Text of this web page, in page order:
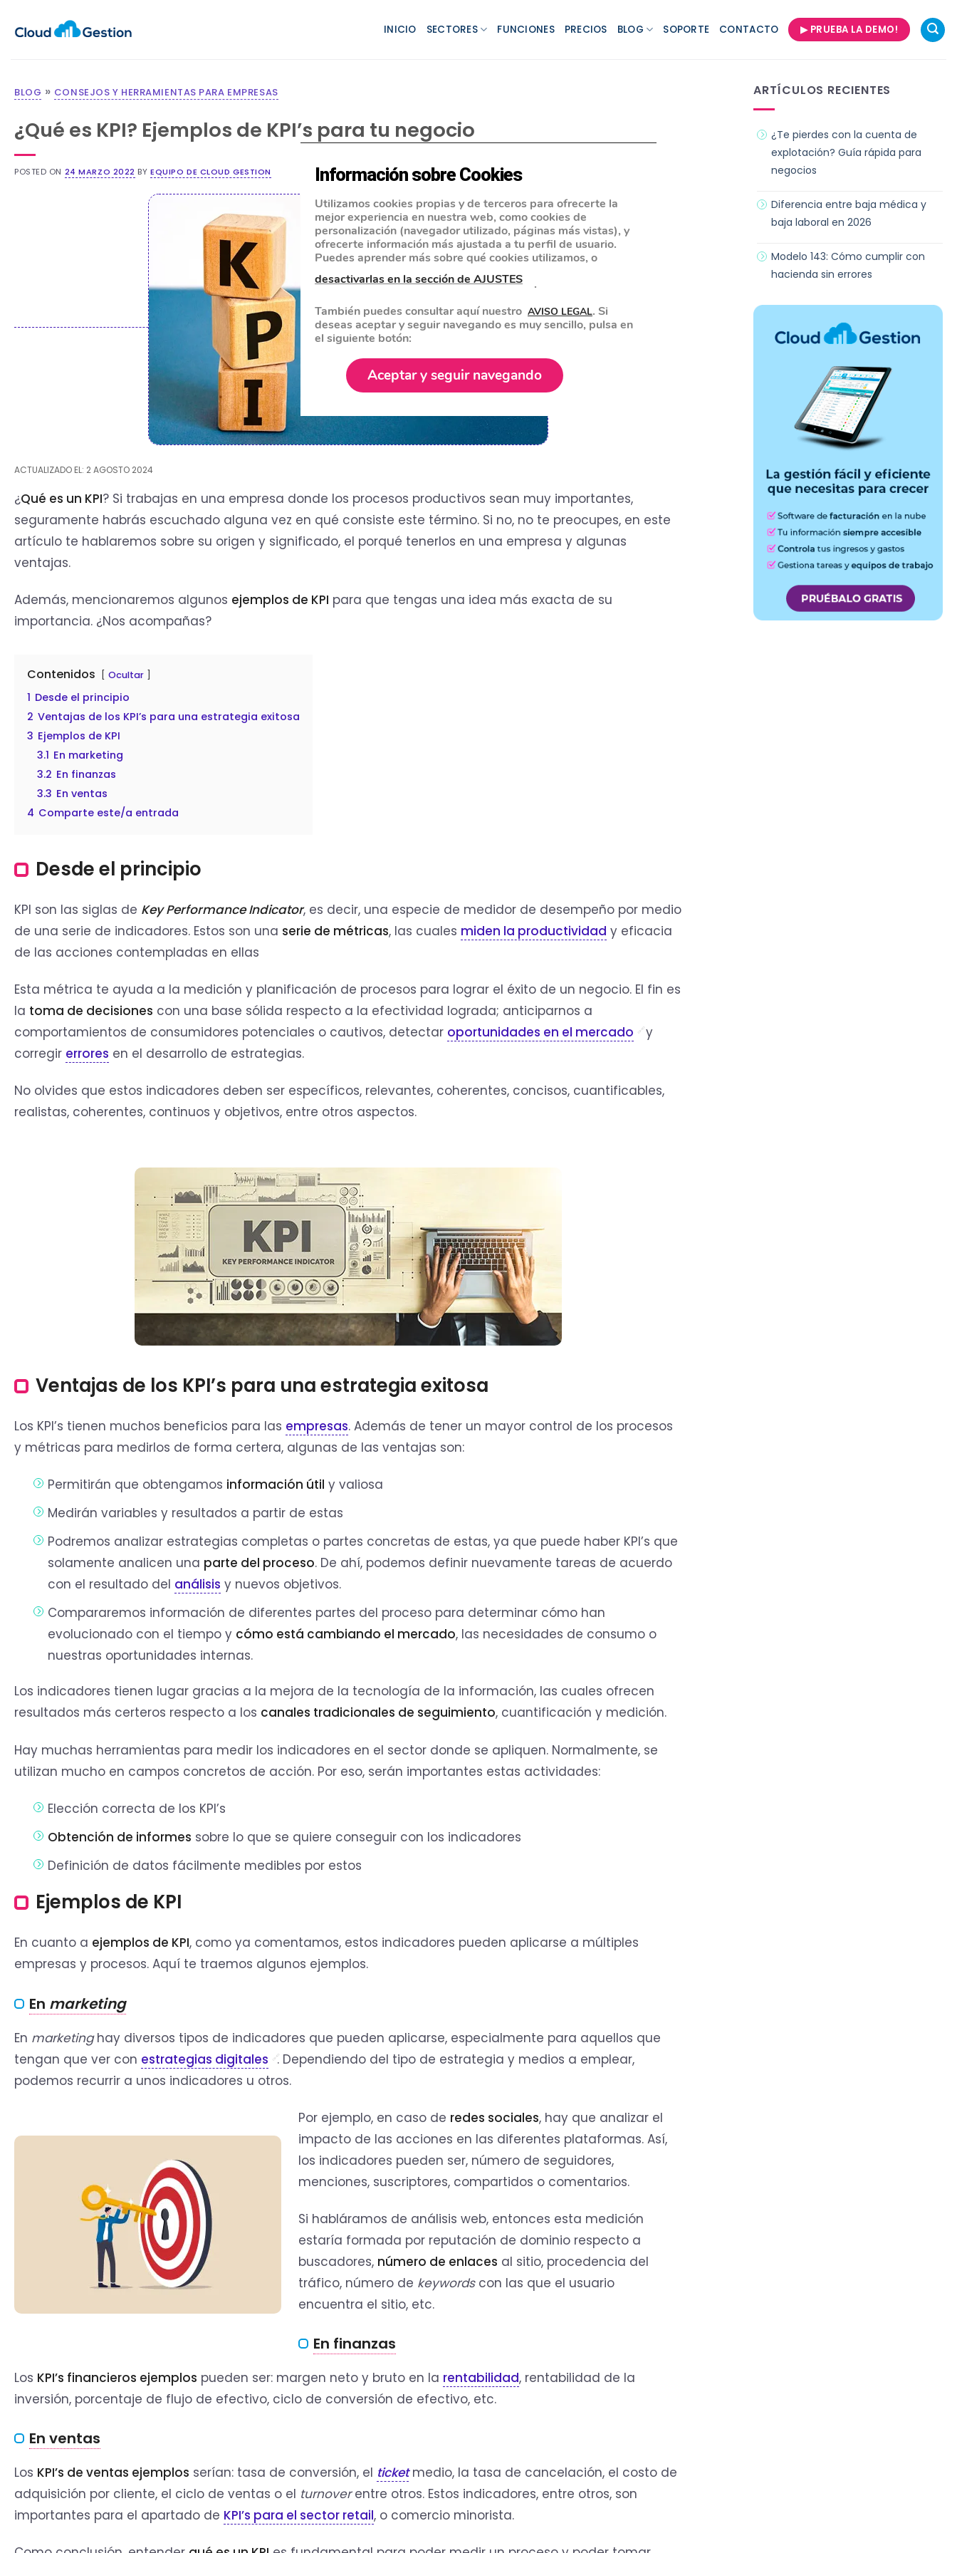
INICIO SECTORES FUNCIONES PRECIOS BLOG SOPORTE CONTACTO ▶ PRUEBA LA DEMO!
BLOG » CONSEJOS Y HERRAMIENTAS PARA EMPRESAS
¿Qué es KPI? Ejemplos de KPI’s para tu negocio
POSTED ON 24 MARZO 2022 BYEQUIPO DE CLOUD GESTION
ACTUALIZADO EL: 2 AGOSTO 2024
¿Qué es un KPI? Si trabajas en una empresa donde los procesos productivos sean muy importantes,
seguramente habrás escuchado alguna vez en qué consiste este término. Si no, no te preocupes, en este
artículo te hablaremos sobre su origen y significado, el porqué tenerlos en una empresa y algunas
ventajas.
Además, mencionaremos algunos ejemplos de KPI para que tengas una idea más exacta de su
importancia. ¿Nos acompañas?
Contenidos Ocultar
1 Desde el principio
2 Ventajas de los KPI’s para una estrategia exitosa
3 Ejemplos de KPI
3.1 En marketing
3.2 En finanzas
3.3 En ventas
4 Comparte este/a entrada
Desde el principio
KPI son las siglas de Key Performance Indicator, es decir, una especie de medidor de desempeño por medio
de una serie de indicadores. Estos son una serie de métricas, las cuales miden la productividad y eficacia
de las acciones contempladas en ellas
Esta métrica te ayuda a la medición y planificación de procesos para lograr el éxito de un negocio. El fin es
la toma de decisiones con una base sólida respecto a la efectividad lograda; anticiparnos a
comportamientos de consumidores potenciales o cautivos, detectar oportunidades en el mercado y
corregir errores en el desarrollo de estrategias.
No olvides que estos indicadores deben ser específicos, relevantes, coherentes, concisos, cuantificables,
realistas, coherentes, continuos y objetivos, entre otros aspectos.
Ventajas de los KPI’s para una estrategia exitosa
Los KPI’s tienen muchos beneficios para las empresas. Además de tener un mayor control de los procesos
y métricas para medirlos de forma certera, algunas de las ventajas son:
Permitirán que obtengamos información útil y valiosa
Medirán variables y resultados a partir de estas
Podremos analizar estrategias completas o partes concretas de estas, ya que puede haber KPI’s que
solamente analicen una parte del proceso. De ahí, podemos definir nuevamente tareas de acuerdo
con el resultado del análisis y nuevos objetivos.
Compararemos información de diferentes partes del proceso para determinar cómo han
evolucionado con el tiempo y cómo está cambiando el mercado, las necesidades de consumo o
nuestras oportunidades internas.
Los indicadores tienen lugar gracias a la mejora de la tecnología de la información, las cuales ofrecen
resultados más certeros respecto a los canales tradicionales de seguimiento, cuantificación y medición.
Hay muchas herramientas para medir los indicadores en el sector donde se apliquen. Normalmente, se
utilizan mucho en campos concretos de acción. Por eso, serán importantes estas actividades:
Elección correcta de los KPI’s
Obtención de informes sobre lo que se quiere conseguir con los indicadores
Definición de datos fácilmente medibles por estos
Ejemplos de KPI
En cuanto a ejemplos de KPI, como ya comentamos, estos indicadores pueden aplicarse a múltiples
empresas y procesos. Aquí te traemos algunos ejemplos.
En marketing
En marketinghay diversos tipos de indicadores que pueden aplicarse, especialmente para aquellos que
tengan que ver con estrategias digitales . Dependiendo del tipo de estrategia y medios a emplear,
podemos recurrir a unos indicadores u otros.
Por ejemplo, en caso de redes sociales, hay que analizar el
impacto de las acciones en las diferentes plataformas. Así,
los indicadores pueden ser, número de seguidores,
menciones, suscriptores, compartidos o comentarios.
Si habláramos de análisis web, entonces esta medición
estaría formada por reputación de dominio respecto a
buscadores, número de enlaces al sitio, procedencia del
tráfico, número de keywords con las que el usuario
encuentra el sitio, etc.
En finanzas
Los KPI’s financieros ejemplos pueden ser: margen neto y bruto en la rentabilidad, rentabilidad de la
inversión, porcentaje de flujo de efectivo, ciclo de conversión de efectivo, etc.
En ventas
Los KPI’s de ventas ejemplos serían: tasa de conversión, el ticketmedio, la tasa de cancelación, el costo de
adquisición por cliente, el ciclo de ventas o el turnoverentre otros. Estos indicadores, entre otros, son
importantes para el apartado de KPI’s para el sector retail, o comercio minorista.
ARTÍCULOS RECIENTES
¿Te pierdes con la cuenta de
explotación? Guía rápida para
negocios
Diferencia entre baja médica y
baja laboral en 2026
Modelo 143: Cómo cumplir con
hacienda sin errores
Información sobre Cookies
Utilizamos cookies propias y de terceros para ofrecerte la
mejor experiencia en nuestra web, como cookies de
personalización (navegador utilizado, páginas más vistas), y
ofrecerte información más ajustada a tu perfil de usuario.
Puedes aprender más sobre qué cookies utilizamos, o
desactivarlas en la sección de AJUSTES
.
También puedes consultar aquí nuestro AVISO LEGAL. Si
deseas aceptar y seguir navegando es muy sencillo, pulsa en
el siguiente botón:
Aceptar y seguir navegando